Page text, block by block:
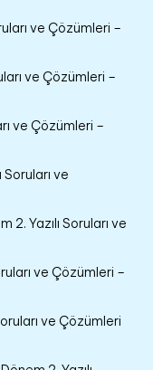
ve Çözümleri –
ve Çözümleri –
ve Çözümleri –
Soruları ve
2. Yazılı Soruları ve
ve Çözümleri –
ve Çözümleri